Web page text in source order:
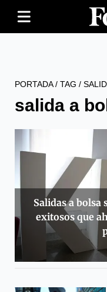
PORTADA/ TAG /
salida a
Salidas a bolsa
exitosos que